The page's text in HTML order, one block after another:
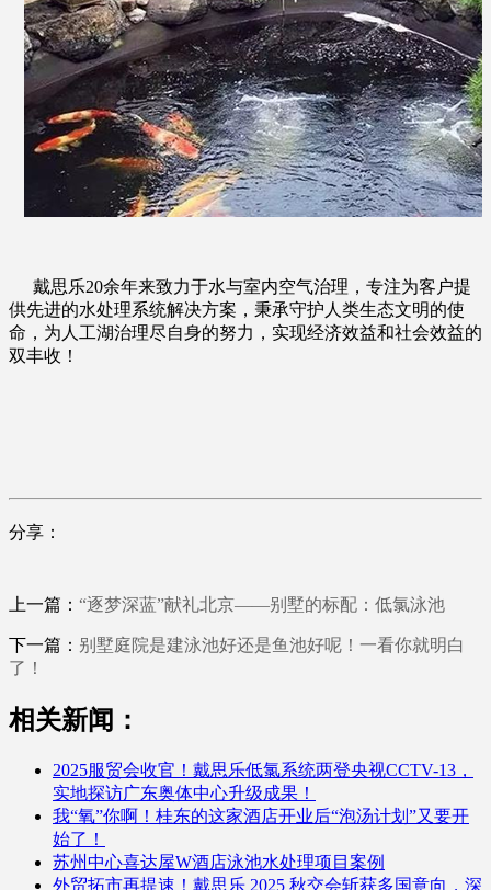
戴思乐20余年来致力于水与室内空气治理，专注为客户提
供先进的水处理系统解决方案，秉承守护人类生态文明的使
命，为人工湖治理尽自身的努力，实现经济效益和社会效益的
双丰收！
分享：
上一篇： “逐梦深蓝”献礼北京——别墅的标配：低氯泳池
下一篇： 别墅庭院是建泳池好还是鱼池好呢！一看你就明白
了！
相关新闻：
2025服贸会收官！戴思乐低氯系统两登央视CCTV-13，
实地探访广东奥体中心升级成果！
我“氧”你啊！桂东的这家酒店开业后“泡汤计划”又要开
始了！
苏州中心喜达屋W酒店泳池水处理项目案例
外贸拓市再提速！戴思乐 2025 秋交会斩获多国意向，深